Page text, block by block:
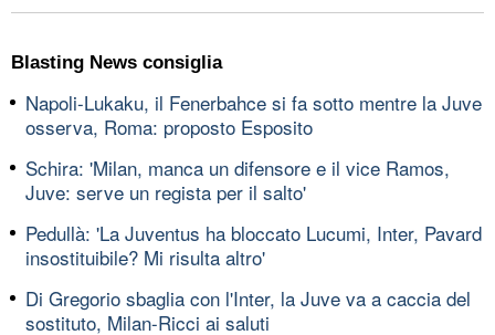
Blasting News consiglia
Napoli-Lukaku, il Fenerbahce si fa sotto mentre la Juve
osserva, Roma: proposto Esposito
Schira: 'Milan, manca un difensore e il vice Ramos,
Juve: serve un regista per il salto'
Pedullà: 'La Juventus ha bloccato Lucumi, Inter, Pavard
insostituibile? Mi risulta altro'
Di Gregorio sbaglia con l'Inter, la Juve va a caccia del
sostituto, Milan-Ricci ai saluti